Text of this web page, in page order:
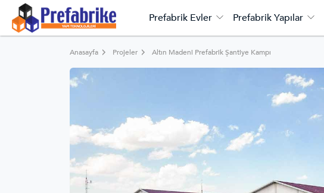
Prefabrik Evler Prefabrik Yapılar
Anasayfa Projeler Altın Madeni Prefabrik Şantiye Kampı